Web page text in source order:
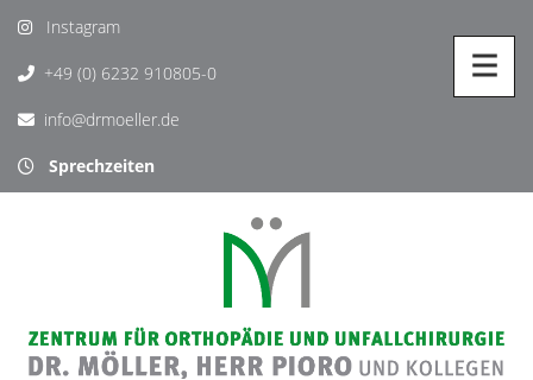
Instagram
+49 (0) 6232 910805-0
info@drmoeller.de
Sprechzeiten